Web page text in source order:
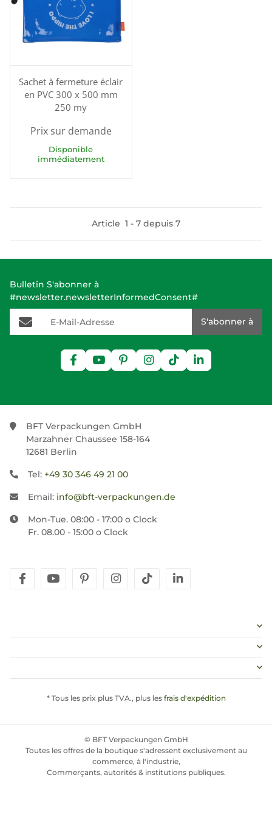
Sachet à fermeture éclair
en PVC 300 x 500 mm
250 my
Prix sur demande
Disponible
immédiatement
Article 1 - 7 depuis 7
Bulletin S'abonner à
#newsletter.newsletterInformedConsent#
E-Mail-Adresse
S'abonner à
BFT Verpackungen GmbH
Marzahner Chaussee 158-164
12681 Berlin
Tel: +49 30 346 49 21 00
Email: info@bft-verpackungen.de
Mon-Tue. 08:00 - 17:00 o Clock
Fr. 08.00 - 15:00 o Clock
facebookyoutubepinterestinstagram
tiktok
* Tous les prix plus TVA., plus les frais d'expédition
© BFT Verpackungen GmbH
Toutes les offres de la boutique s'adressent exclusivement au
commerce, à l'industrie,
Commerçants, autorités & institutions publiques.